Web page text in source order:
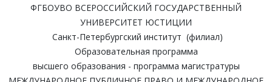
ФГБОУВО ВСЕРОССИЙСКИЙ ГОСУДАРСТВЕННЫЙ
УНИВЕРСИТЕТ ЮСТИЦИИ
Санкт-Петербургский институт (филиал)
Образовательная программа
высшего образования - программа магистратуры